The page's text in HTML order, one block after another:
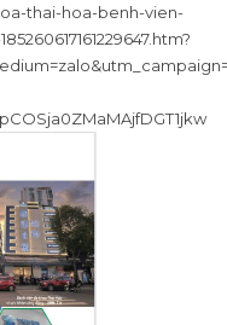
thai-hoa-benh-vien-